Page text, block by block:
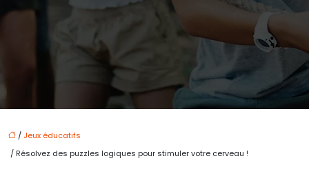
/ Jeux éducatifs
/ Résolvez des puzzles logiques pour stimuler votre cerveau !